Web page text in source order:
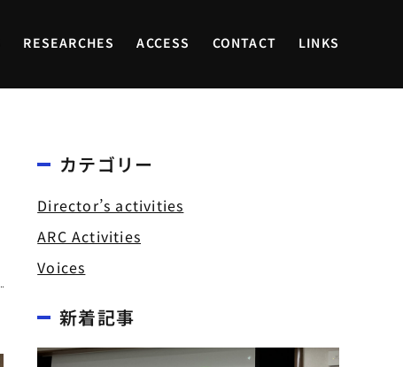
RESEARCHES ACCESS CONTACT LINKS
カテゴリー
Director’s activities
ARC Activities
Voices
新着記事